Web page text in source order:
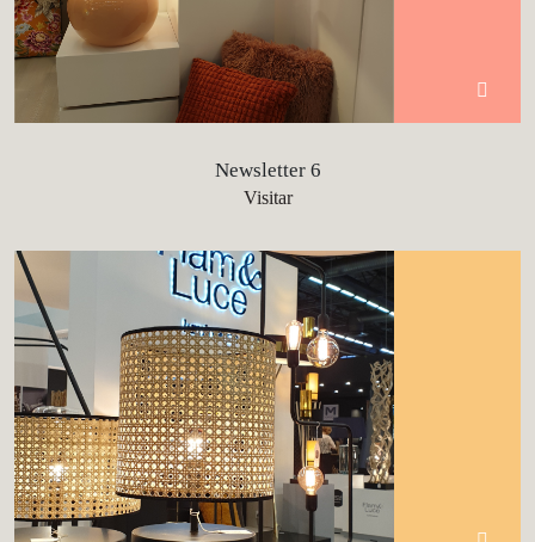
Newsletter 6
Visitar